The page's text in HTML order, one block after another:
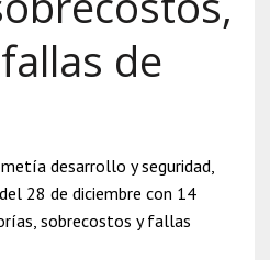
de
desarrollo y seguridad,
28 de diciembre con 14
sobrecostos y fallas